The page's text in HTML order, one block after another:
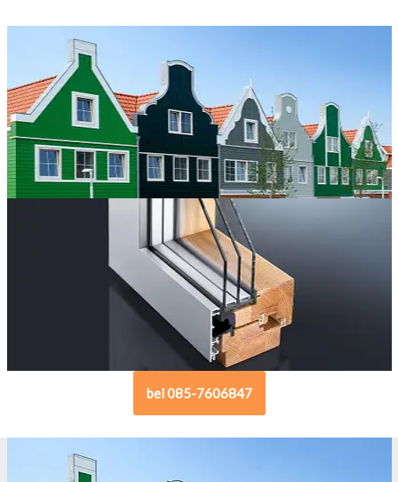
bel 085-7606847